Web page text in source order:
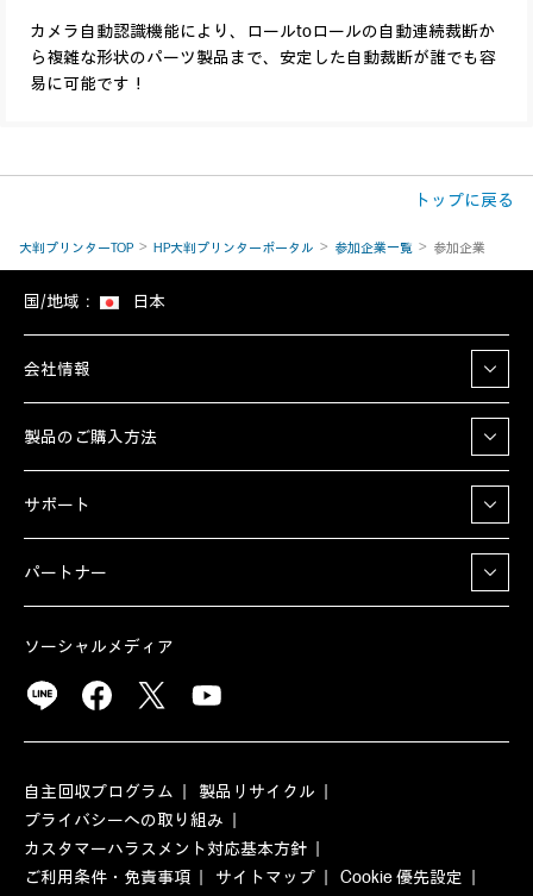
カメラ自動認識機能により、ロールtoロールの自動連続裁断か
ら複雑な形状のパーツ製品まで、安定した自動裁断が誰でも容
易に可能です！
トップに戻る
大判プリンターTOP HP大判プリンターポータル 参加企業一覧 参加企業
国/地域： 日本
会社情報
製品のご購入方法
サポート
パートナー
ソーシャルメディア
自主回収プログラム
製品リサイクル
プライバシーへの取り組み
カスタマーハラスメント対応基本方針
ご利用条件・免責事項
サイトマップ Cookie 優先設定